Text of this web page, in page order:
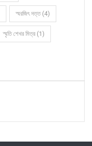
স্মরজিৎ দত্ত (4)
স্মৃতি শেখর মিত্র (1)